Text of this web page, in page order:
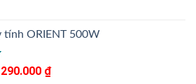
tính ORIENT 500W
Giá
290.000 ₫Giá